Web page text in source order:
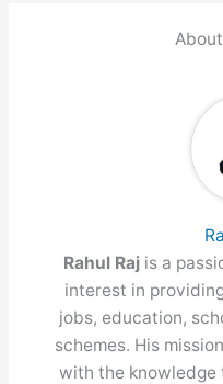
Rahul Raj is a
interest in
jobs, education,
schemes. His
with the knowledge